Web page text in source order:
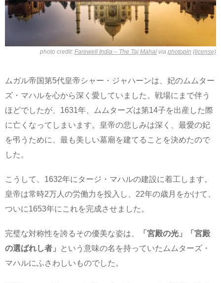
photo credit: Farewell India – The Taj Mahal via photopin (license)
ムガル帝国第5代皇帝シャー・ジャハーンは、妃のムムター
ズ・マハルを心から深く愛していました。戦場にまで伴う
ほどでしたが、1631年、ムムターズは第14子を出産した際
に亡くなってしまいます。皇帝の悲しみは深く、最愛の妃
を弔うために、最も美しい墓廟を建てることを決めたので
した。
こうして、1632年にタージ・マハルの建設に着工します。
皇帝は常時2万人の労働力を投入し、22年の歳月をかけて、
ついに1653年にこれを完成させました。
完璧な対称性を誇るその優美な姿は、 「宮殿の光」
「宮殿
の選ばれし者」
という意味の名を持っていたムムターズ・
マハルにふさわしいものでした。